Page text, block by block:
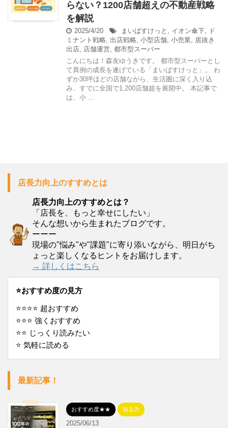
らない？1200店舗超えの不動産戦略
を解説
2025/4/20 まいばすけっと , イオン傘下, ド
ミナント戦略, 出店戦略, 小型店舗, 小売業, 居抜き
出店, 店舗運営, 都市型スーパー
こんにちは！森友ゆうきです。 都市型スーパーとし
て異例の成長を遂げている「まいばすけっと」。 わ
ずか30坪ほどの店舗ながら、生活圏に深く入り込
み、すでに全国で1,200店舗超を展開中。 本記事で
は、小 ...
店長力向上のすすめとは
店長力向上のすすめとは？
「店長を、もっと幸せにしたい」
そんな想いから生まれたブログです。
ーーー
現場の"悩み"や"課題"に寄り添いながら、明日がち
ょっと楽しくなるヒントをお届けします。
→ 詳しくはこちら
⭐️おすすめ度の見方
⭐️⭐️⭐️⭐️ 超おすすめ
⭐️⭐️⭐️ 強くおすすめ
⭐️⭐️ じっくり読みたい
⭐️ 気軽に読める
最新記事！
おすすめ度★★ 知る力
2025/06/13